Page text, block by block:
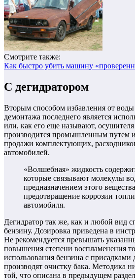
Смотрите также:
Как быстро убить машину
С дегидратором
Вторым способом избавления от
демонтажа последнего является
или, как его еще называют,
производится промышленным путем и
продажи комплектующих,
автомобилей.
«Волшебная» жидкость
которые связывают молекулы
предназначением этого
предотвращение коррозии
автомобиля.
Дегидратор так же, как и любой вид
бензину. Дозировка приведена в
Не рекомендуется превышать
повышения степени воспламенения
использования бензина с присадками
производят очистку бака. Методика
той, что описана в предыдущем